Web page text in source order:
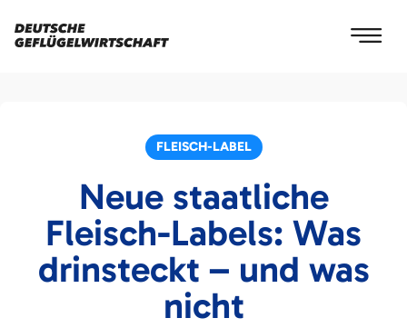
FLEISCH-LABEL
Neue staatliche
Fleisch-Labels: Was
drinsteckt – und was
nicht